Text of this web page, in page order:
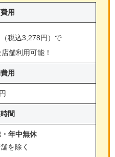
用
（税込3,278円）で
舗利用可能！
用
間
年中無休
を除く